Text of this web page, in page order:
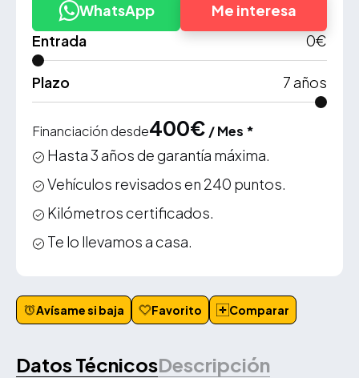
WhatsApp
Me interesa
Entrada
0€
Plazo 7años
Financiación desde400€ / Mes *
Hasta 3 años de garantía máxima.
Vehículos revisados en 240 puntos.
Kilómetros certificados.
Te lo llevamos a casa.
Avísame si baja Favorito Comparar
Datos TécnicosDescripción